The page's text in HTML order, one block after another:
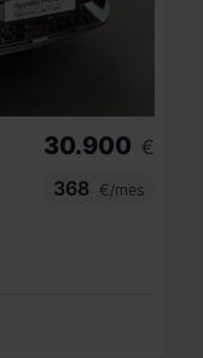
30.900 €
368
€/mes